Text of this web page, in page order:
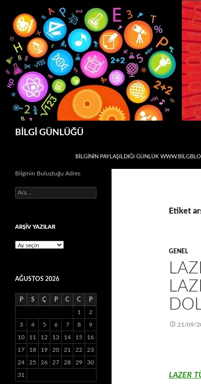
BİLGİ GÜNLÜĞÜ
BİLGİNİN PAYLAŞILDIĞI GÜNLÜK
Etiket
GENEL
21/09/
LAZER
Bilginin Buluştuğu Adres
Arama:
ARŞİV YAZILAR
ARŞİV
AĞUSTOS 2026
P S Ç P C C P
1 2
3 4 5 6 7 8 9
10 11 12 13 14 15 16
17 18 19 20 21 22 23
24 25 26 27 28 29 30
31